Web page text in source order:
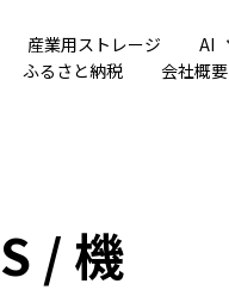
産業用ストレージ AI
ふるさと納税
会社概要
/ 機